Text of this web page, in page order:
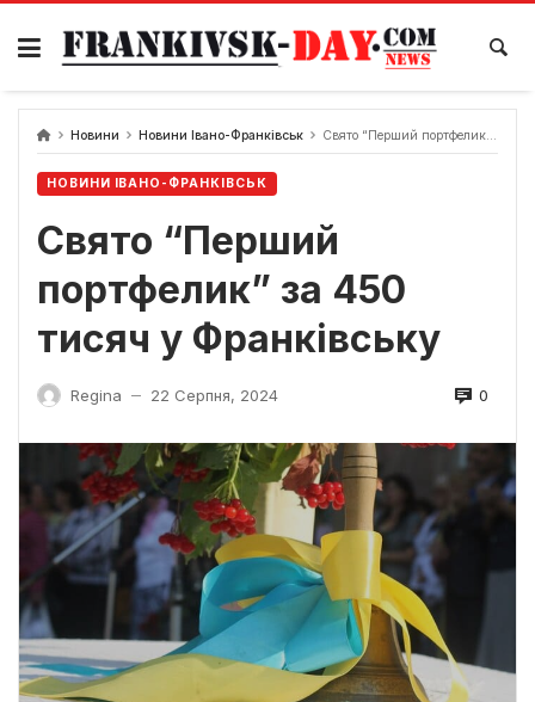
Skip
content
Новини Новини Івано-Франківськ Свято “Перший портфелик” за 450 тисяч у Франківську
НОВИНИ ІВАНО-ФРАНКІВСЬК
Свято “Перший
портфелик” за 450
тисяч у Франківську
Regina — 22 Серпня, 2024 0